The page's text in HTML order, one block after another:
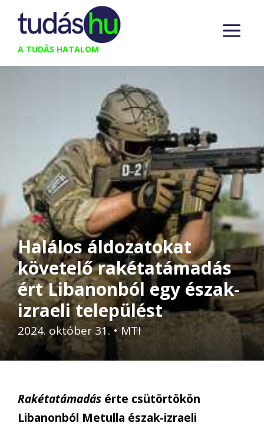
Kilépés
tartalomba
A TUDÁS HATALOM
Halálos áldozatokat
követelő rakétatámadás
ért Libanonból egy észak-
izraeli települést
2024. október 31.•MTI
Rakétatámadás érte csütörtökön
Libanonból Metulla észak-izraeli